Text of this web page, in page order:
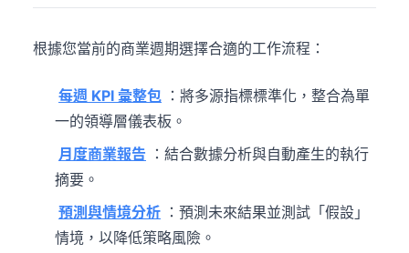
根據您當前的商業週期選擇合適的工作流程：
每週 KPI 彙整包 ：將多源指標標準化，整合為單
一的領導層儀表板。
月度商業報告 ：結合數據分析與自動產生的執行
摘要。
預測與情境分析 ：預測未來結果並測試「假設」
情境，以降低策略風險。